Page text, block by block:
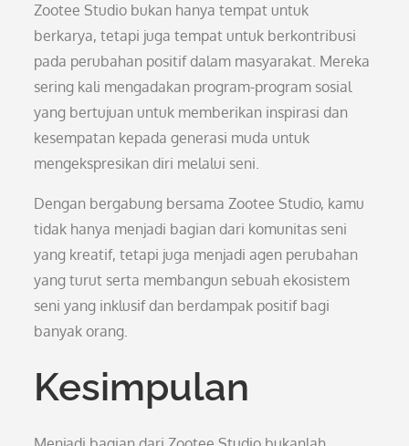
Zootee Studio bukan hanya tempat untuk
berkarya, tetapi juga tempat untuk berkontribusi
pada perubahan positif dalam masyarakat. Mereka
sering kali mengadakan program-program sosial
yang bertujuan untuk memberikan inspirasi dan
kesempatan kepada generasi muda untuk
mengekspresikan diri melalui seni.
Dengan bergabung bersama Zootee Studio, kamu
tidak hanya menjadi bagian dari komunitas seni
yang kreatif, tetapi juga menjadi agen perubahan
yang turut serta membangun sebuah ekosistem
seni yang inklusif dan berdampak positif bagi
banyak orang.
Kesimpulan